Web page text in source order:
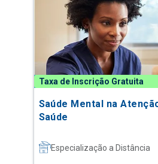
Taxa de Inscrição Gratuita
Saúde Mental na
Saúde
Especialização a Distância